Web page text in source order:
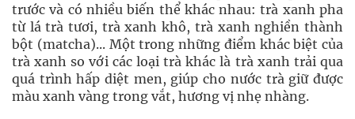
trước và có nhiều biến thể khác nhau: trà xanh pha
từ lá trà tươi, trà xanh khô, trà xanh nghiền thành
bột (matcha)... Một trong những điểm khác biệt của
trà xanh so với các loại trà khác là trà xanh trải qua
quá trình hấp diệt men, giúp cho nước trà giữ được
màu xanh vàng trong vắt, hương vị nhẹ nhàng.